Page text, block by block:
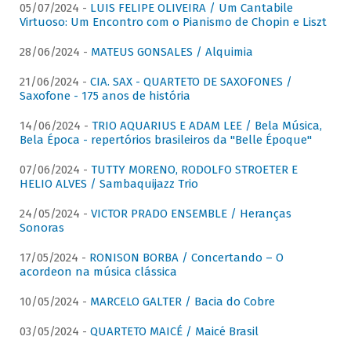
05/07/2024 - LUIS FELIPE OLIVEIRA / Um Cantabile
Virtuoso: Um Encontro com o Pianismo de Chopin e Liszt
28/06/2024 - MATEUS GONSALES / Alquimia
21/06/2024 - CIA. SAX - QUARTETO DE SAXOFONES /
Saxofone - 175 anos de história
14/06/2024 - TRIO AQUARIUS E ADAM LEE / Bela Música,
Bela Época - repertórios brasileiros da "Belle Époque"
07/06/2024 - TUTTY MORENO, RODOLFO STROETER E
HELIO ALVES / Sambaquijazz Trio
24/05/2024 - VICTOR PRADO ENSEMBLE / Heranças
Sonoras
17/05/2024 - RONISON BORBA / Concertando – O
acordeon na música clássica
10/05/2024 - MARCELO GALTER / Bacia do Cobre
03/05/2024 - QUARTETO MAICÉ / Maicé Brasil